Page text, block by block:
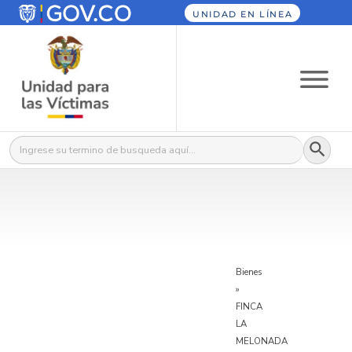
UNIDAD EN LÍNEA
Buscar: Botón
Bienes
»
FINCA
LA
MELONADA